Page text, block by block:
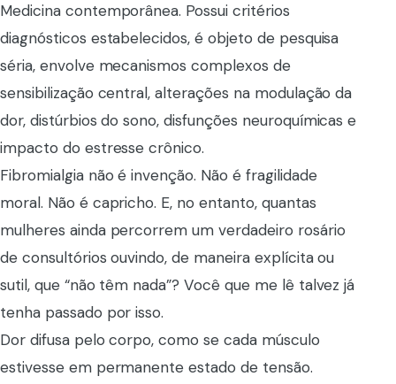
Medicina contemporânea. Possui critérios
diagnósticos estabelecidos, é objeto de pesquisa
séria, envolve mecanismos complexos de
sensibilização central, alterações na modulação da
dor, distúrbios do sono, disfunções neuroquímicas e
impacto do estresse crônico.
Fibromialgia não é invenção. Não é fragilidade
moral. Não é capricho. E, no entanto, quantas
mulheres ainda percorrem um verdadeiro rosário
de consultórios ouvindo, de maneira explícita ou
sutil, que “não têm nada”? Você que me lê talvez já
tenha passado por isso.
Dor difusa pelo corpo, como se cada músculo
estivesse em permanente estado de tensão.